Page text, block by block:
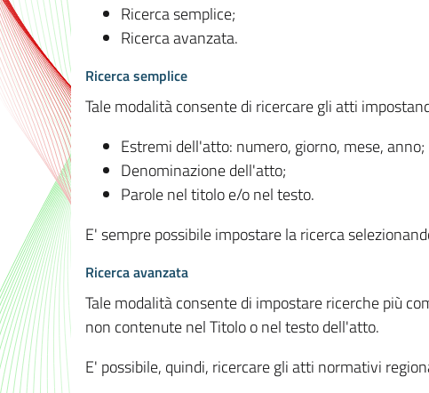
Ricerca semplice;
Ricerca avanzata.
Ricerca semplice
Tale modalità consente di ricercare gli atti
Estremi dell'atto: numero, giorno, mese, anno;
Denominazione dell'atto;
Parole nel titolo e/o nel testo.
E' sempre possibile impostare la ricerca
Ricerca avanzata
Tale modalità consente di impostare ricerche più
non contenute nel Titolo o nel testo dell'atto.
E' possibile, quindi, ricercare gli atti normativi